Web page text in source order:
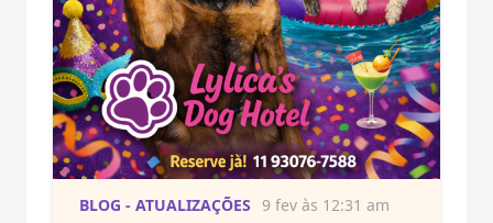
BLOG - ATUALIZAÇÕES 9 fev às 12:31 am